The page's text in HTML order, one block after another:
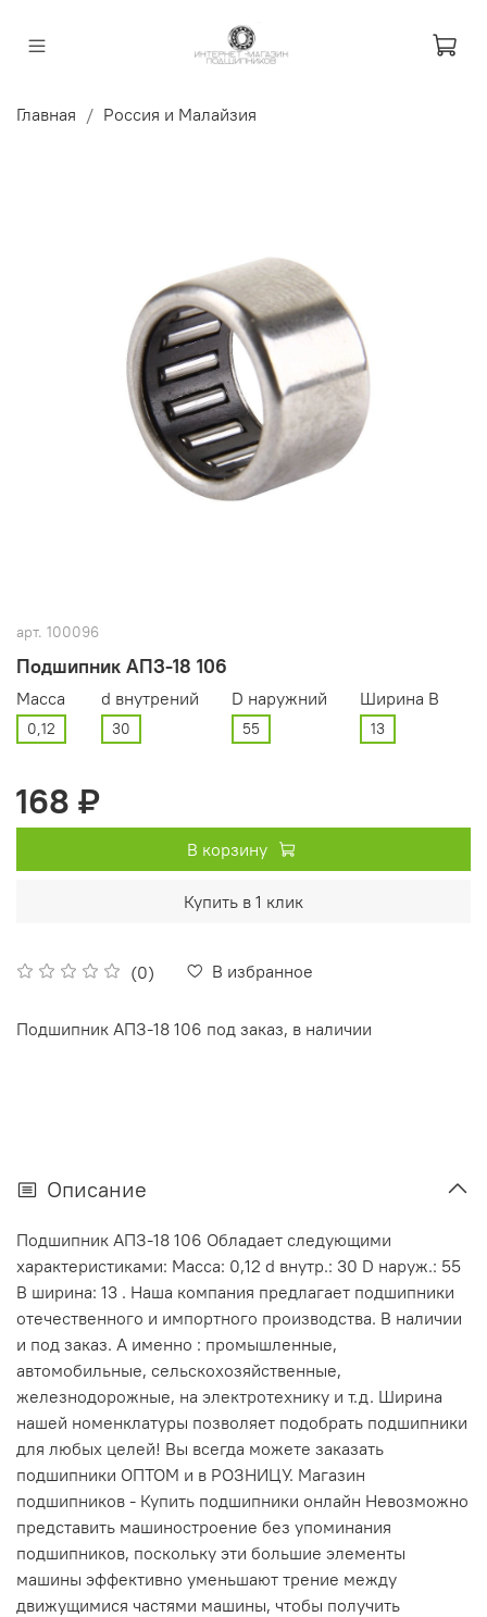
Главная Россия и Малайзия
арт. 100096
Подшипник АПЗ-18 106
(0) В избранное
Масса
0,12
d внутрений
30
D наружний
55
Ширина В
13
168 ₽
В корзину
Купить в 1 клик
Подшипник АПЗ-18 106 под заказ, в наличии
Описание
Подшипник АПЗ-18 106 Обладает следующими
характеристиками: Масса: 0,12 d внутр.: 30 D наруж.: 55
В ширина: 13 . Наша компания предлагает подшипники
отечественного и импортного производства. В наличии
и под заказ. А именно : промышленные,
автомобильные, сельскохозяйственные,
железнодорожные, на электротехнику и т.д. Ширина
нашей номенклатуры позволяет подобрать подшипники
для любых целей! Вы всегда можете заказать
подшипники ОПТОМ и в РОЗНИЦУ. Магазин
подшипников - Купить подшипники онлайн Невозможно
представить машиностроение без упоминания
подшипников, поскольку эти большие элементы
машины эффективно уменьшают трение между
движущимися частями машины, чтобы получить